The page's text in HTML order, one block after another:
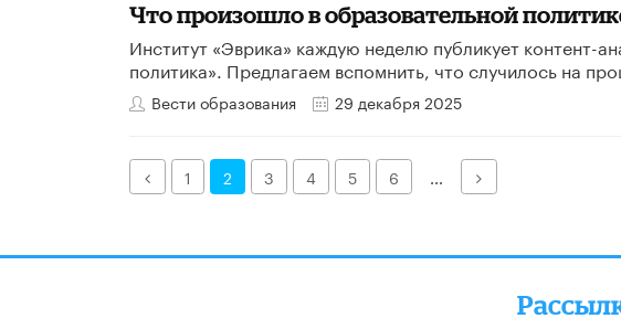
Что произошло в образовательной
Институт «Эврика» каждую неделю публикует контент-
политика». Предлагаем вспомнить, что случилось на
Вести образования 29 декабря 2025
Назад1 2 3 4 5 6 ... Далее